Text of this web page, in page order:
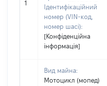
1
Ідентифікаційний
номер (VIN-код,
номер шасі):
[Конфіденційна
інформація]
Вид майна:
Мотоцикл (мопед)